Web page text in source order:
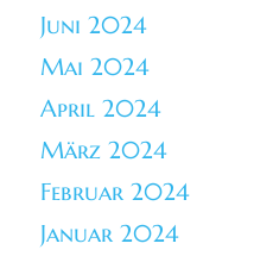
Juni 2024
Mai 2024
April 2024
März 2024
Februar 2024
Januar 2024